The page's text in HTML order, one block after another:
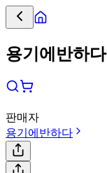
용기에반하다
판매자
용기에반하다